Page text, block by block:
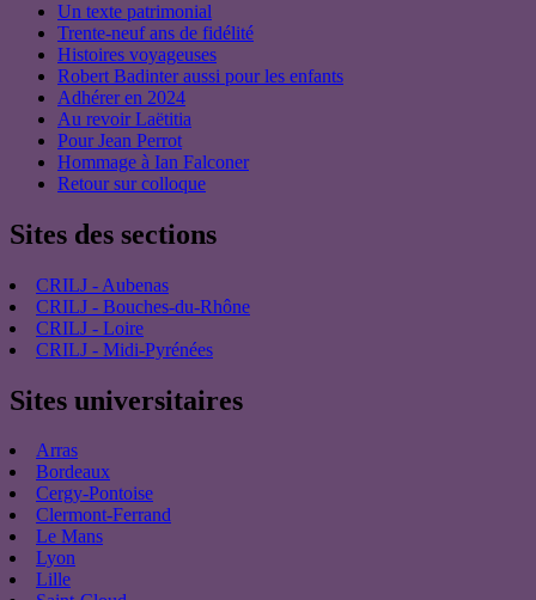
Un texte patrimonial
Trente-neuf ans de fidélité
Histoires voyageuses
Robert Badinter aussi pour les enfants
Adhérer en 2024
Au revoir Laëtitia
Pour Jean Perrot
Hommage à Ian Falconer
Retour sur colloque
Sites des sections
CRILJ - Aubenas
CRILJ - Bouches-du-Rhône
CRILJ - Loire
CRILJ - Midi-Pyrénées
Sites universitaires
Arras
Bordeaux
Cergy-Pontoise
Clermont-Ferrand
Le Mans
Lyon
Lille